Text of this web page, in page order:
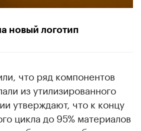
новый логотип
что ряд компонентов
из утилизированного
утверждают, что к концу
цикла до 95% материалов